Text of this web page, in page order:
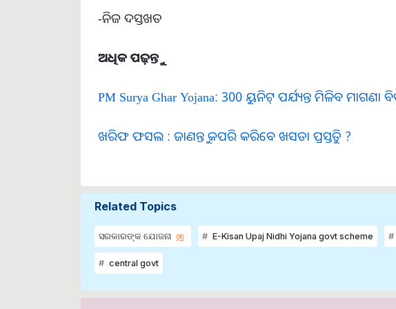
-ନିଜ ଦସ୍ତଖତ
ଅଧିକ ପଢ଼ନ୍ତୁ
PM Surya Ghar Yojana: 300 ୟୁନିଟ୍ ପର୍ଯ୍ୟନ୍ତ ମିଳିବ ମାଗଣା
ଖରିଫ ଫସଲ : ଜାଣନ୍ତୁ କପରି କରିବେ ଖସଡା ପ୍ରସ୍ତୁତି ?
Related Topics
ସରକାରଙ୍କ ଯୋଜନା E-Kisan Upaj Nidhi Yojana govt scheme
central govt